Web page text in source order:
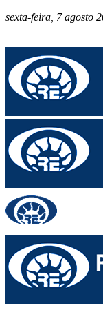
sexta-feira, 7 agosto